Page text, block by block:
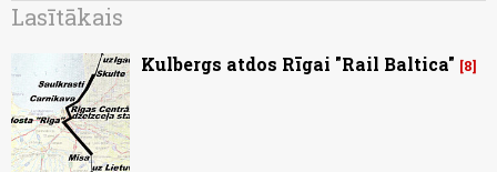
Lasītākais
Kulbergs atdos Rīgai "Rail Baltica" 8